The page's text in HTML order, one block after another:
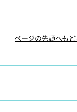
ページの先頭へもど